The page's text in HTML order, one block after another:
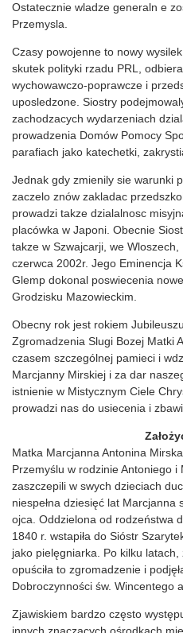
Ostatecznie wladze generaln e
Przemysla.
Czasy powojenne to nowy
skutek polityki rzadu PRL,
wychowawczo-poprawcze i
uposledzone. Siostry
zachodzacych wydarzeniach
prowadzenia Domów Pomocy
parafiach jako katechetki,
Jednak gdy zmienily sie warunki
zaczelo znów zakladac
prowadzi takze dzialalnosc
placówka w Japoni. Obecnie
takze w Szwajcarji, we
czerwca 2002r. Jego Eminencja
Glemp dokonal poswiecenia
Grodzisku Mazowieckim.
Obecny rok jest rokiem
Zgromadzenia Slugi Bozej Matki
czasem szczególnej pamieci i
Marcjanny Mirskiej i za dar
istnienie w Mistycznym Ciele
prowadzi nas do usiecenia i
Matka Marcjanna Antonina
Przemyślu w rodzinie Antoniego
zaszczepili w swych dzieciach
niespełna dziesięć lat Marcjanna
ojca. Oddzielona od rodzeństwa
1840 r. wstapiła do Sióstr
jako pielęgniarka. Po kilku
opuściła to zgromadzenie i
Dobroczynności św. Wincentego
Zjawiskiem bardzo często